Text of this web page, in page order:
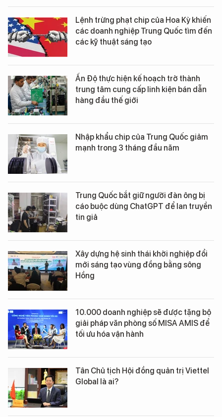
Lệnh trừng phạt chip của Hoa Kỳ khiến
các doanh nghiệp Trung Quốc tìm đến
các kỹ thuật sáng tạo
Ấn Độ thực hiện kế hoạch trở thành
trung tâm cung cấp linh kiện bán dẫn
hàng đầu thế giới
Nhập khẩu chip của Trung Quốc giảm
mạnh trong 3 tháng đầu năm
Trung Quốc bắt giữ người đàn ông bị
cáo buộc dùng ChatGPT để lan truyền
tin giả
Xây dựng hệ sinh thái khởi nghiệp đổi
mới sáng tạo vùng đồng bằng sông
Hồng
10.000 doanh nghiệp sẽ được tặng bộ
giải pháp văn phòng số MISA AMIS để
tối ưu hóa vận hành
Tân Chủ tịch Hội đồng quản trị Viettel
Global là ai?